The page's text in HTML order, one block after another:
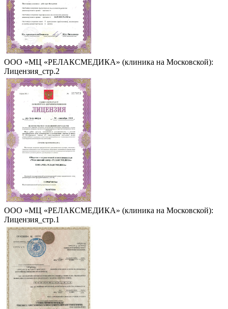
ООО «МЦ «РЕЛАКСМЕДИКА» (клиника на Московской):
Лицензия_стр.2
ООО «МЦ «РЕЛАКСМЕДИКА» (клиника на Московской):
Лицензия_стр.1